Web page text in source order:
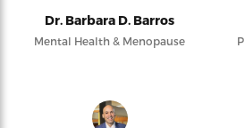
Dr. Barbara D. Barros
Mental Health & Menopause